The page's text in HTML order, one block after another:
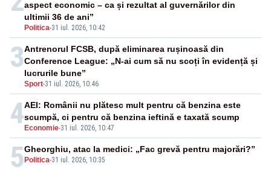
Politica-31 iul. 2026, 10:42
aspect economic – ca și rezultat al guvernărilor din
ultimii 36 de ani”
3
Sport-31 iul. 2026, 10:46
Antrenorul FCSB, după eliminarea rușinoasă din
Conference League: „N-ai cum să nu scoți în evidență și
lucrurile bune”
4 Economie-31 iul. 2026, 10:47
AEI: Românii nu plătesc mult pentru că benzina este
scumpă, ci pentru că benzina ieftină e taxată scump
5 Politica-31 iul. 2026, 10:35
Gheorghiu, atac la medici: „Fac grevă pentru majorări?”